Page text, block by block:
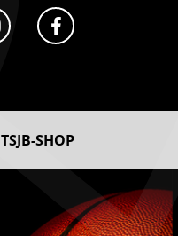
TSJB-SHOP